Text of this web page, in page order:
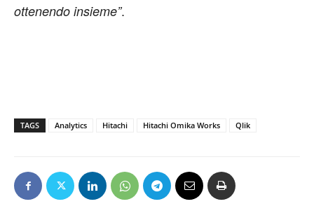
ottenendo insieme”.
TAGS Analytics Hitachi Hitachi Omika Works Qlik